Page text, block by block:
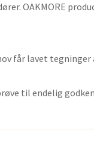
OAKMORE
får lavet
til endelig